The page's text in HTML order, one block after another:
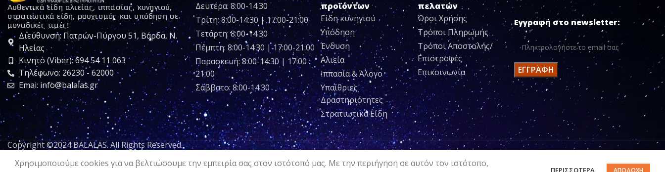
Αυθεντικά είδη αλιείας, ιππασίας, κυνηγιού,
στρατιωτικά είδη, ρουχισμός και υπόδηση σε
μοναδικές τιμές!
Διεύθυνση: Πατρών-Πύργου 51, Βάρδα, Ν.
Ηλείας
Κινητό (Viber): 694 54 11 063
Τηλέφωνο: 26230 - 62000
Emai: info@balalas.gr
Δευτέρα: 8:00-14:30
Τρίτη: 8:00-14:30 | 17:00-21:00
Τετάρτη: 8:00-14:30
Πέμπτη: 8:00-14:30 | 17:00-21:00
Παρασκευή: 8:00-14:30 | 17:00-
21:00
Σάββατο: 8:00-14:30
προϊόντων
Είδη κυνηγιού
Υπόδηση
Ένδυση
Αλιεία
Ιππασία & Άλογο
Υπαίθριες
Δραστηριότητες
Στρατιωτικά Είδη
πελατών
Όροι Χρήσης
Τρόποι Πληρωμής
Τρόποι Αποστολής/
Επιστροφές
Επικοινωνία
Εγγραφή στο newsletter:
Copyright ©2024 BALALAS. All Rights Reserved.
Χρησιμοποιούμε cookies για να βελτιώσουμε την εμπειρία σας στον ιστότοπό μας. Με την περιήγηση σε αυτόν τον ιστότοπο,
ΠΕΡΙΣΣΌΤΕΡΑ ΑΠΟΔΟΧΉ